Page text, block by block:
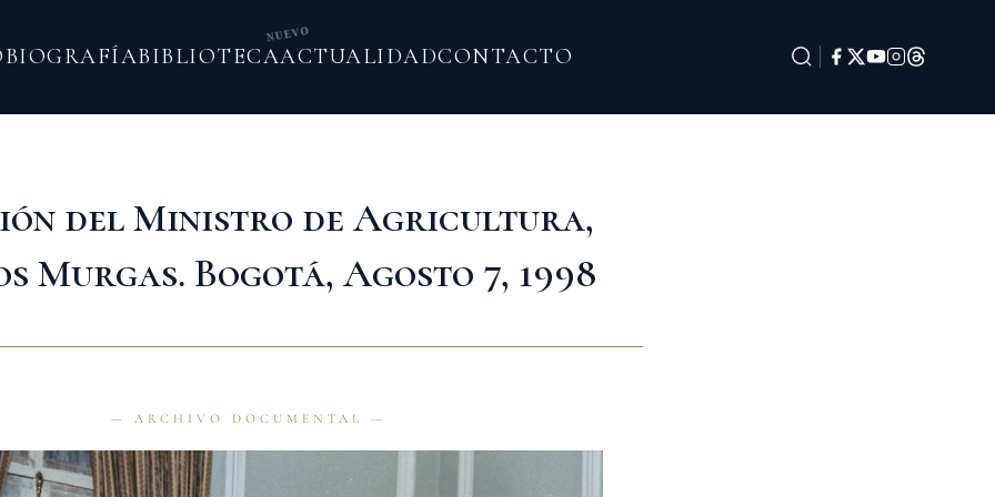
BIOGRAFÍABIBLIOTECA
NUEVO
ACTUALIDADCONTACTO
del Ministro de Agricultura,
Murgas. Bogotá, Agosto 7, 1998